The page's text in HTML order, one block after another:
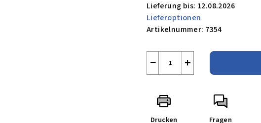
Lieferung bis: 12.08.2026
Lieferoptionen
Artikelnummer: 7354
+
−
Drucken Fragen